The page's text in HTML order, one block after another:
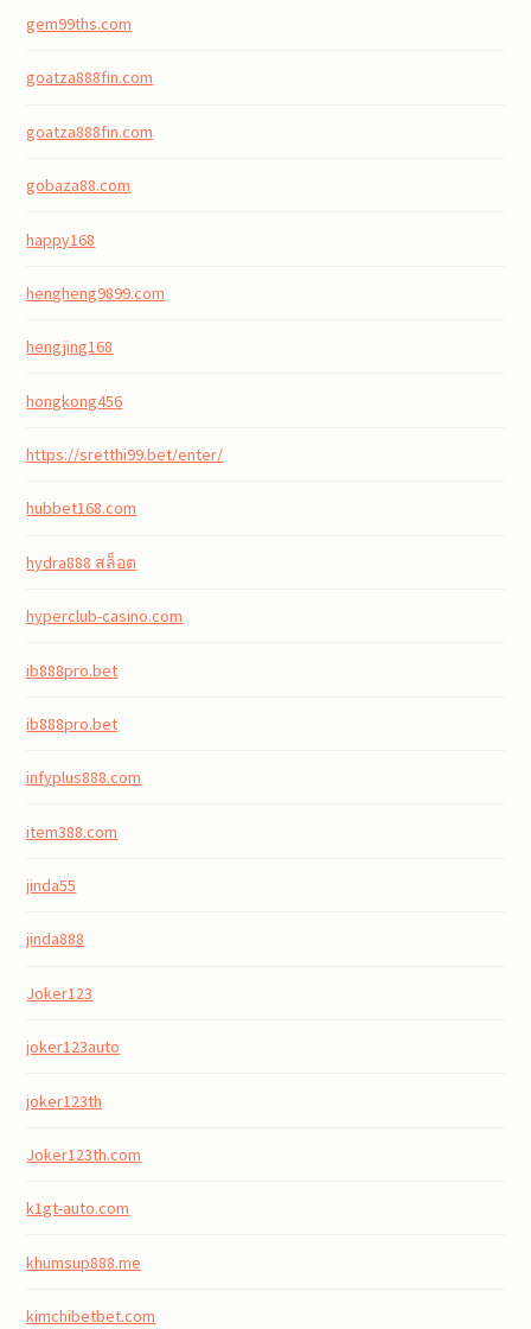
gem99ths.com
goatza888fin.com
goatza888fin.com
gobaza88.com
happy168
hengheng9899.com
hengjing168
hongkong456
https://sretthi99.bet/enter/
hubbet168.com
hydra888 สล็อต
hyperclub-casino.com
ib888pro.bet
ib888pro.bet
infyplus888.com
item388.com
jinda55
jinda888
Joker123
joker123auto
joker123th
Joker123th.com
k1gt-auto.com
khumsup888.me
kimchibetbet.com